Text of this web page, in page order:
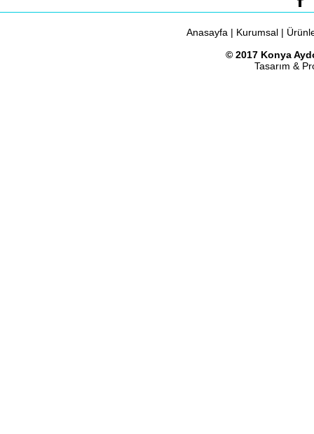
Anasayfa | Kurumsal |
© 2017 Konya
Tasarım &